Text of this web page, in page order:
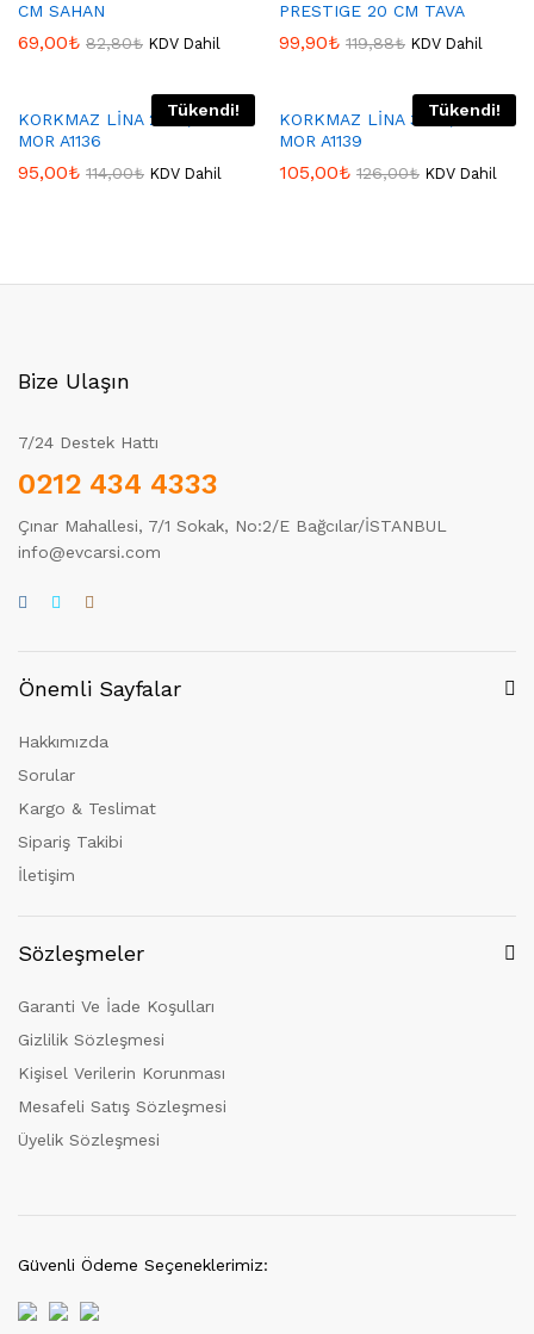
CM SAHAN
69,00₺ 82,80₺ KDV Dahil
PRESTIGE 20 CM TAVA
99,90₺ 119,88₺ KDV Dahil
Tükendi!
KORKMAZ LİNA 24X4,7 TAVA
MOR A1136
95,00₺ 114,00₺ KDV Dahil
Tükendi!
KORKMAZ LİNA 30X5,6 TAVA
MOR A1139
105,00₺ 126,00₺ KDV Dahil
Bize Ulaşın
7/24 Destek Hattı
0212 434 4333
Çınar Mahallesi, 7/1 Sokak, No:2/E Bağcılar/İSTANBUL
info@evcarsi.com
Önemli Sayfalar
Hakkımızda
Sorular
Kargo & Teslimat
Sipariş Takibi
İletişim
Sözleşmeler
Garanti Ve İade Koşulları
Gizlilik Sözleşmesi
Kişisel Verilerin Korunması
Mesafeli Satış Sözleşmesi
Üyelik Sözleşmesi
Güvenli Ödeme Seçeneklerimiz: